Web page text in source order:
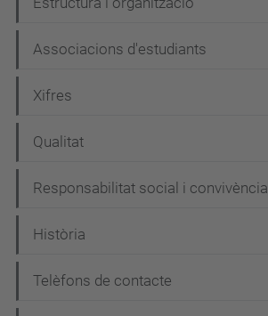
a
v
g
a
i
ó
Associacions d'estudiants
Xifres
Qualitat
Responsabilitat social i convivència
Història
Telèfons de contacte